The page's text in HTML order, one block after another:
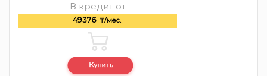
В кредит от
49376 ₸/мес.